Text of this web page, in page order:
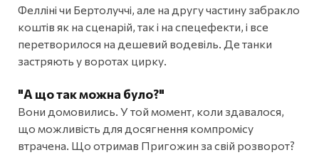
Фелліні чи Бертолуччі, але на другу частину забракло
коштів як на сценарій, так і на спецефекти, і все
перетворилося на дешевий водевіль. Де танки
застряють у воротах цирку.
"А що так можна було?"
Вони домовились. У той момент, коли здавалося,
що можливість для досягнення компромісу
втрачена. Що отримав Пригожин за свій розворот?